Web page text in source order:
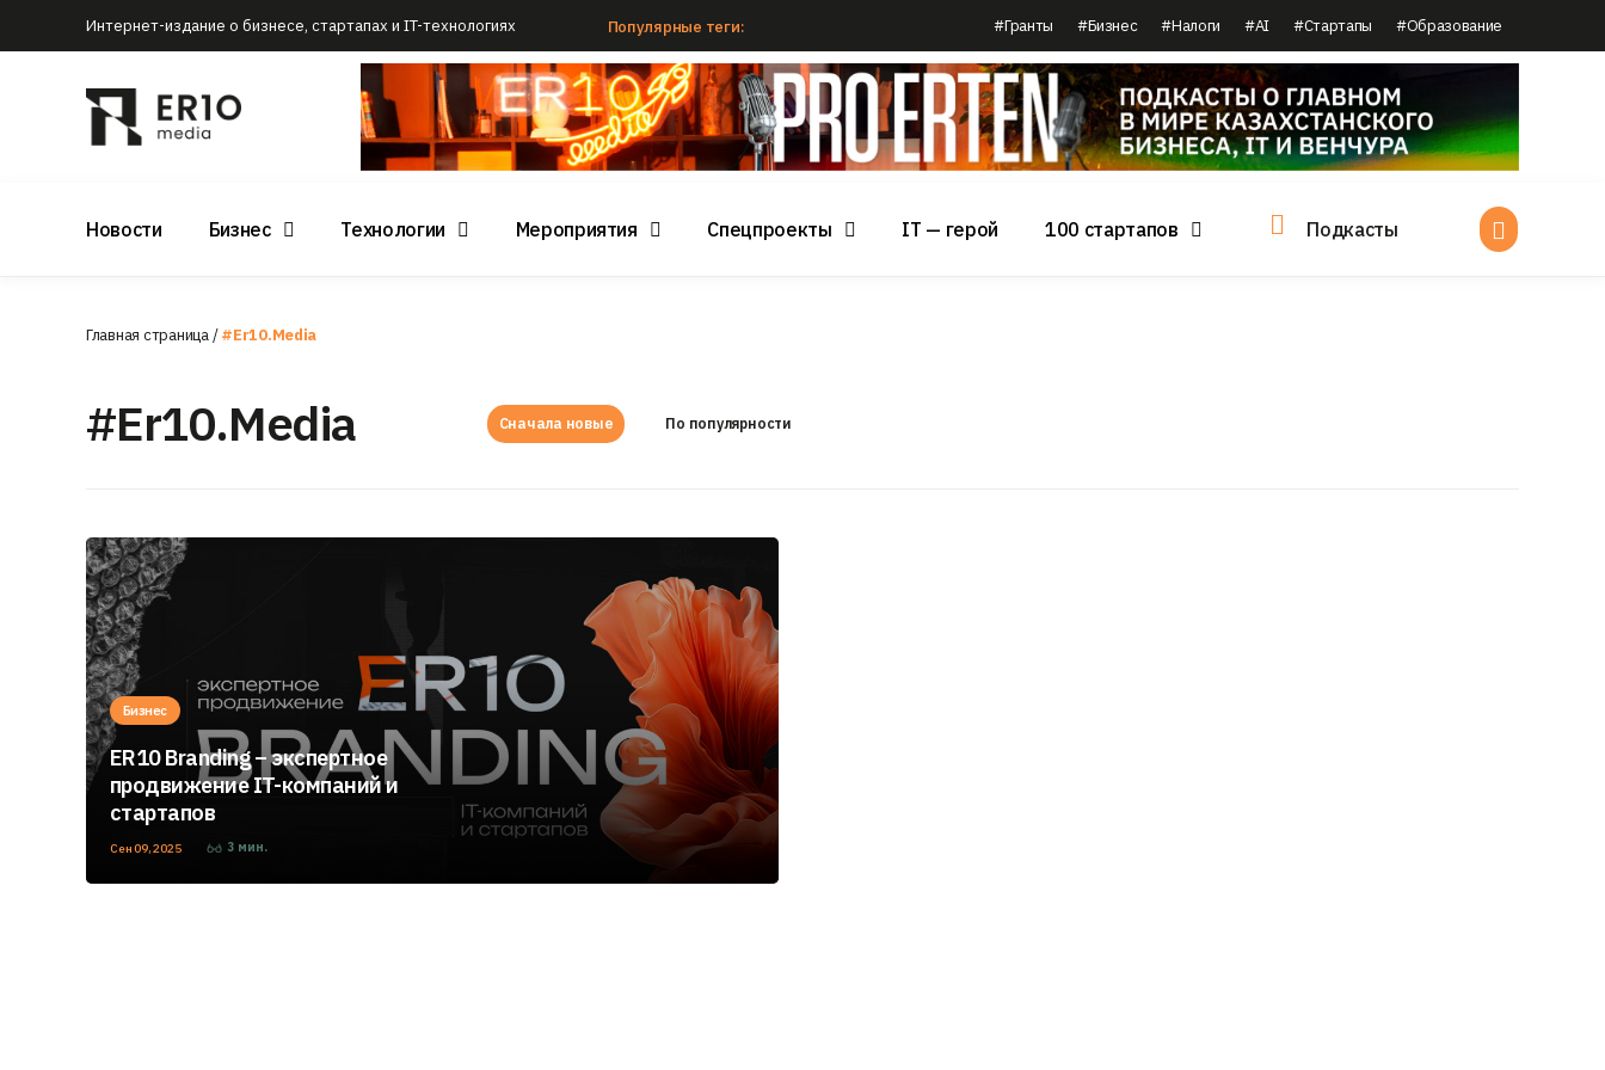
Интернет-издание о бизнесе, стартапах и IT-технологиях Популярные теги: #Гранты #Бизнес #Налоги #AI #Стартапы #Образование
Новости Бизнес Технологии Мероприятия Спецпроекты IT — герой 100 стартапов Подкасты
Главная страница/#Er10.Media
#Er10.Media Сначала новые По популярности
Бизнес
ER10 Branding – экспертное
продвижение IT-компаний и
стартапов
Сен 09, 2025 3 мин.